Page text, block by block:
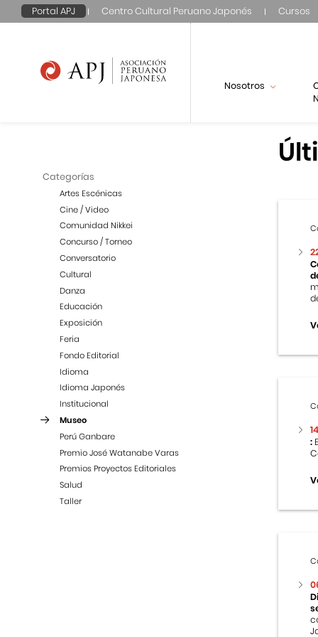
Portal APJ Centro Cultural Peruano Japonés Cursos
Nosotros
Categorías
Artes Escénicas
Cine / Video
Comunidad Nikkei
Concurso / Torneo
Conversatorio
Cultural
Danza
Educación
Exposición
Feria
Fondo Editorial
Idioma
Idioma Japonés
Institucional
Museo
Perú Ganbare
Premio José Watanabe Varas
Premios Proyectos Editoriales
Salud
Taller
: